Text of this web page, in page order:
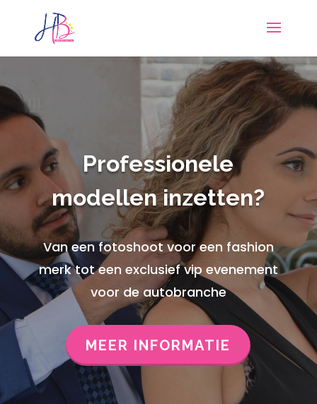
Professionele
modellen inzetten?
Van een fotoshoot voor een fashion
merk tot een exclusief vip evenement
voor de autobranche
MEER INFORMATIE